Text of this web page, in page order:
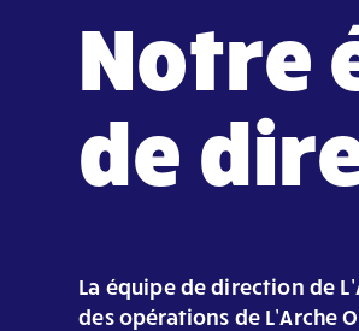
Notre
de
La équipe de direction de
des opérations de L’Arche